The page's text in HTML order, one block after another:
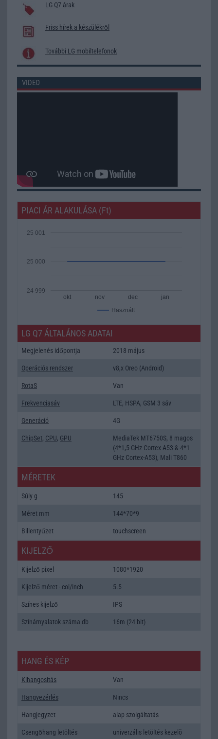
LG Q7 árak
Friss hírek a készülékről
További LG mobiltelefonok
VIDEO
PIACI ÁR ALAKULÁSA (Ft)
Használt
okt nov dec jan
24 999
25 000
25 001
LG Q7 ÁLTALÁNOS ADATAI
Megjelenés időpontja 2018 május
Operációs rendszer v8,x Oreo (Android)
RotaS Van
Frekvenciasáv LTE, HSPA, GSM 3 sáv
Generáció 4G
ChipSet, CPU, GPU
MediaTek MT6750S, 8 magos
(4*1,5 GHz Cortex-A53 & 4*1
GHz Cortex-A53), Mali T860
MÉRETEK
Súly g 145
Méret mm 144*70*9
Billentyűzet touchscreen
KIJELZŐ
Kijelző pixel 1080*1920
Kijelző méret - col/inch 5.5
Színes kijelző IPS
Színárnyalatok száma db 16m (24 bit)
HANG ÉS KÉP
Kihangositás Van
Hangvezérlés Nincs
Hangjegyzet alap szolgáltatás
Csengőhang letöltés univerzális letöltés kezelõ